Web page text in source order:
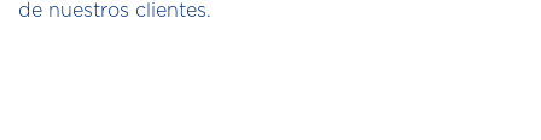
de nuestros clientes.